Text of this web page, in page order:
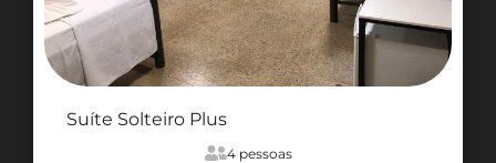
Suíte Solteiro Plus
4 pessoas